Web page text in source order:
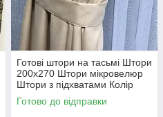
Готові штори на тасьмі Штори
200х270 Штори мікровелюр
Штори з підхватами Колір
кремовий
Готово до відправки